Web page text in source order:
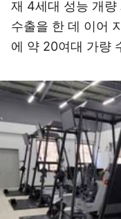
재 4세대 성능 개량
수출을 한 데 이어
에 약 20여대 가량